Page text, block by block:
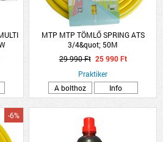
MTP MTP TÖMLŐ SPRING ATS
3/4&quot; 50M
CSAVARODÁSMENTES
29 990 Ft 25 990 Ft
Praktiker
A bolthoz
Info
-6%